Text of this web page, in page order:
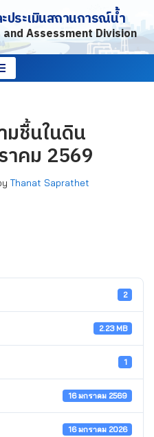
ประเมินสถานการณ์น้ำ
Assessment Division
ชื้นในดิน
าคม 2569
Thanat Saprathet
2
2.23 MB
1
16 มกราคม 2569
16 มกราคม 2026